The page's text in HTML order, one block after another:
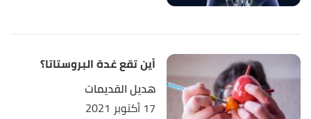
أين تقع غدة البروستاتا؟
هديل القديمات
17 أكتوبر 2021